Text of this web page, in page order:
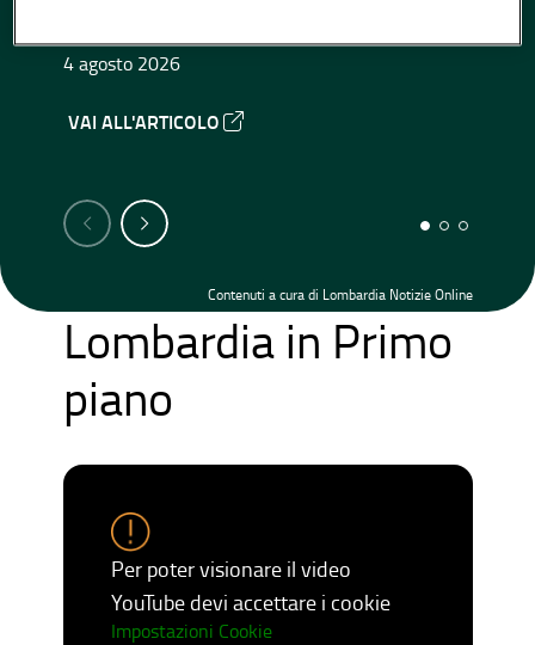
4 agosto 2026
VAI ALL'ARTICOLO
Contenuti a cura di Lombardia Notizie Online
Lombardia in Primo
piano
Per poter visionare il video
YouTube devi accettare i cookie
Impostazioni Cookie